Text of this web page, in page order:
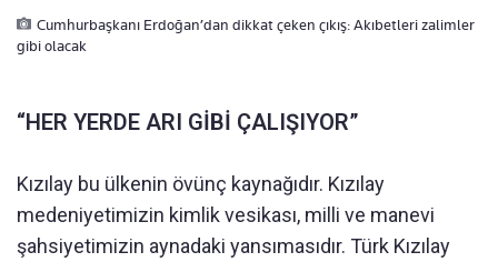
Cumhurbaşkanı Erdoğan’dan dikkat çeken çıkış: Akıbetleri zalimler
gibi olacak
“HER YERDE ARI GİBİ ÇALIŞIYOR”
Kızılay bu ülkenin övünç kaynağıdır. Kızılay
medeniyetimizin kimlik vesikası, milli ve manevi
şahsiyetimizin aynadaki yansımasıdır. Türk Kızılay